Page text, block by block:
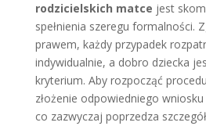
rodzicielskich matce jest
spełnienia szeregu formalności.
prawem, każdy przypadek
indywidualnie, a dobro dziecka
kryterium. Aby rozpocząć
złożenie odpowiedniego
co zazwyczaj poprzedza